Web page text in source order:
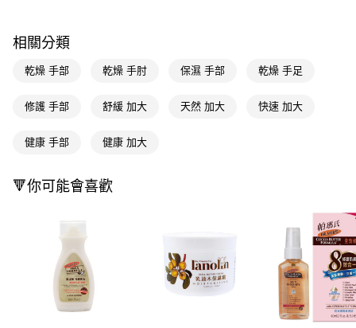
後付繳納相關費用。
是否繳費成功／繳費後需取消欲退款等相關疑問，請聯繫「AFTEE先享後付
【注意事項】
易，需依本服務之必要範圍內提供個人資料，並將交易相關給付款項請求債
https://aftee.tw/terms/#terms3
「AFTEE先享後付」，若未經同意申辦者引起之損失，本公司不負相關責
４．使用「AFTEE先享後付」時，將依據個別帳號之用戶狀況，依本公司即
時審查核予不同之上限額度；若仍有額度不足之情形，本公司將視審查結果
請求用戶進行身份認證。
５．嚴禁一人註冊多個帳號或使用他人資訊註冊。若發現惡意使用之情形，
恩沛科技股份有限公司將有權停止該用戶之使用額度並採取法律行動。
每筆NT$65，滿NT$490(含以上)免運費
7-11取貨付款
每筆NT$65，滿NT$490(含以上)免運費
付款後寶雅門市自取(由倉庫統一出貨)
每筆NT$80，滿NT$290(含以上)免運費
相關分類
乾燥 手部 乾燥 手肘 保濕 手部 乾燥 手足
修護 手部 舒緩 加大 天然 加大 快速 加大
健康 手部 健康 加大
🔻你可能會喜歡